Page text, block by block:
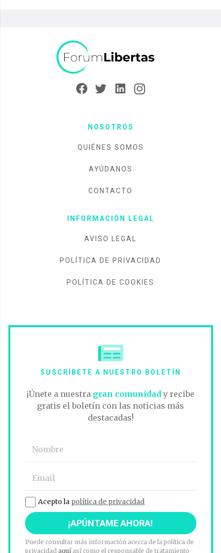
NOSOTROS
QUIÉNES SOMOS
AYÚDANOS
CONTACTO
INFORMACIÓN LEGAL
AVISO LEGAL
POLÍTICA DE PRIVACIDAD
POLÍTICA DE COOKIES
SUSCRÍBETE A NUESTRO BOLETÍN
¡Únete a nuestra gran comunidady recibe
gratis el boletín con las noticias más
destacadas!
Acepto la política de privacidad
Puede consultar más información acerca de la política de
privacidad aquíasí como el responsable de tratamiento